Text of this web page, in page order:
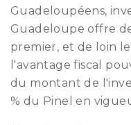
Guadeloupéens,
Guadeloupe offre
premier, et de loin
l'avantage fiscal
du montant de
% du Pinel en